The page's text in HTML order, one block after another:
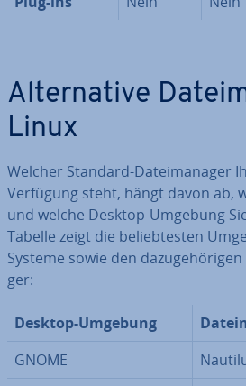
Al­ter­na­ti­ve
Linux
Welcher Standard-Da­tei­ma­na­ger
Verfügung steht, hängt davon ab,
und welche Desktop-Umgebung
Tabelle zeigt die be­lieb­tes­ten
Systeme sowie den
ger:
Desktop-Umgebung
GNOME